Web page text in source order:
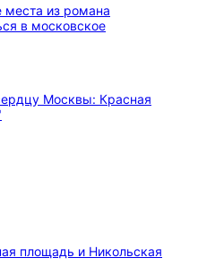
места из романа
в московское
площадь и Никольская